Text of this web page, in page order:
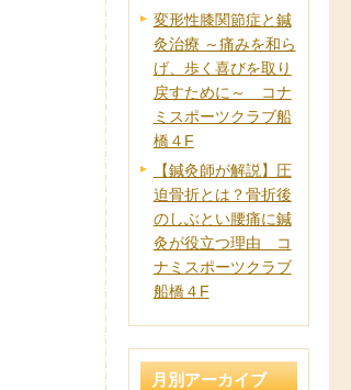
変形性膝関節症と鍼
灸治療 ～痛みを和ら
げ、歩く喜びを取り
戻すために～ コナ
ミスポーツクラブ船
橋４F
【鍼灸師が解説】圧
迫骨折とは？骨折後
のしぶとい腰痛に鍼
灸が役立つ理由 コ
ナミスポーツクラブ
船橋４F
月別アーカイブ